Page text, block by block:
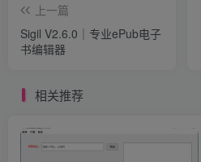
上一篇
Sigil V2.6.0｜专业ePub电子
书编辑器
相关推荐